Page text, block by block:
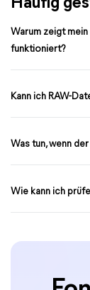
Häufig
Warum zeigt
funktioniert?
Kann ich RAW-
Was tun, wenn
Wie kann ich